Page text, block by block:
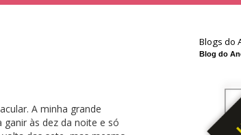
A minha grande
às dez da noite e só
Blogs do
Blog do